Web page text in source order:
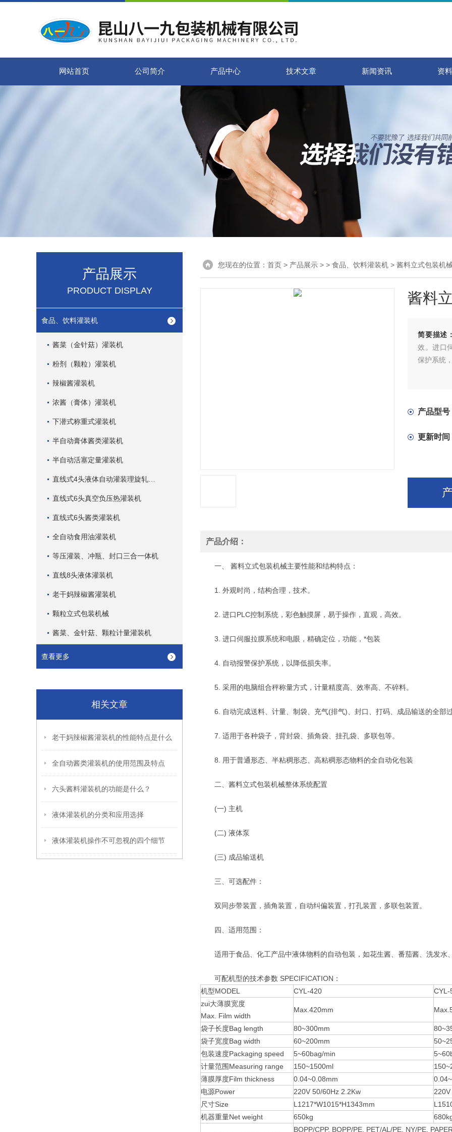
网站首页 公司简介 产品中心 技术文章 新闻资讯 资
产品展示
PRODUCT DISPLAY
食品、饮料灌装机
酱菜（金针菇）灌装机
粉剂（颗粒）灌装机
辣椒酱灌装机
浓酱（膏体）灌装机
下潜式称重式灌装机
半自动膏体酱类灌装机
半自动活塞定量灌装机
直线式6头真空负压热灌装机
直线式6头酱类灌装机
全自动食用油灌装机
等压灌装、冲瓶、封口三合一体机
直线8头液体灌装机
老干妈辣椒酱灌装机
颗粒立式包装机械
酱菜、金针菇、颗粒计量灌装机
查看更多
相关文章
老干妈辣椒酱灌装机的性能特点是什么
全自动酱类灌装机的使用范围及特点
六头酱料灌装机的功能是什么？
液体灌装机的分类和应用选择
液体灌装机操作不可忽视的四个细节
您现在的位置： 首页 > 产品展示 > > 食品、饮料灌装机 > 酱料立式包装机
酱料
简要描述
效。进口
保护系统
产品型号
更新时间
产品介绍：
一、 酱料立式包装机械主要性能和结构特点：
1. 外观时尚，结构合理，技术。
2. 进口PLC控制系统，彩色触摸屏，易于操作，直观，高效。
3. 进口伺服拉膜系统和电眼，精确定位，功能，*包装
4. 自动报警保护系统，以降低损失率。
5. 采用的电脑组合秤称量方式，计量精度高、效率高、不碎料。
6. 自动完成送料、计量、制袋、充气(排气)、封口、打码、成品输送的全部
7. 适用于各种袋子，背封袋、插角袋、挂孔袋、多联包等。
8. 用于普通形态、半粘稠形态、高粘稠形态物料的全自动化包装
二、酱料立式包装机械整体系统配置
(一) 主机
(二) 液体泵
(三) 成品输送机
三、可选配件：
双同步带装置，插角装置，自动纠偏装置，打孔装置，多联包装置。
四、适用范围：
适用于食品、化工产品中液体物料的自动包装，如花生酱、番茄酱、洗发水
可配机型的技术参数 SPECIFICATION：
机型MODEL
CYL-420
CYL-
zui大薄膜宽度
Max. Film width
Max.420mm
袋子长度Bag length 80~300mm
袋子宽度Bag width
60~200mm
包装速度Packaging speed
5~60bag/min
计量范围Measuring range
150~1500ml
薄膜厚度Film thickness
0.04~0.08mm
电源Power
220V 50/60Hz 2.2Kw
尺寸Size
L1217*W1015*H1343mm
机器重量Net weight
650kg
BOPP/CPP, BOPP/PE, PET/AL/PE, NY/PE,